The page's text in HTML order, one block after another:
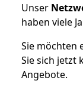
Unser
haben viele
Sie möchten
Sie sich jetzt
Angebote.